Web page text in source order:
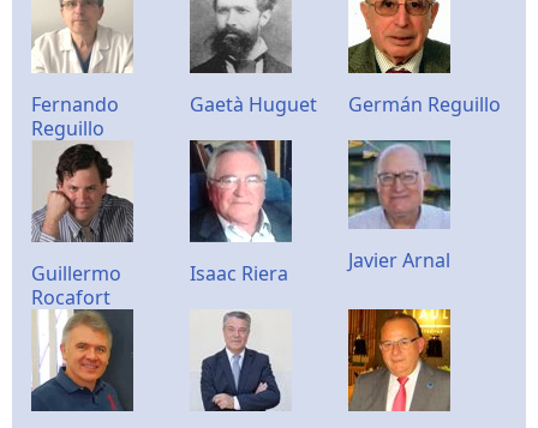
Fernando
Reguillo
Gaetà Huguet Germán Reguillo
Guillermo
Rocafort
Isaac Riera Javier Arnal